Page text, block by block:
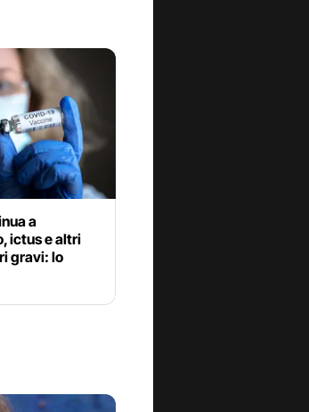
a
ictus e altri
gravi: lo